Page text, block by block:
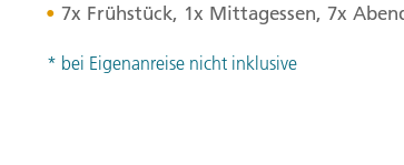
7x Frühstück, 1x Mittagessen, 7x
* bei Eigenanreise nicht inklusive